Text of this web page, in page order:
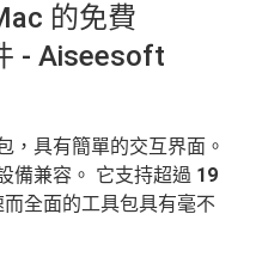
的免費
- Aiseesoft
，具有簡單的交互界面。
備兼容。 它支持超過 19
全面的工具包具有毫不